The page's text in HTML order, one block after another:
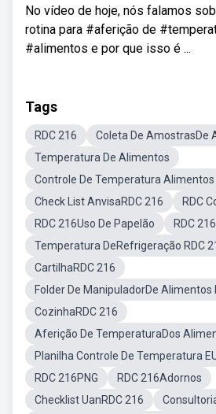
No vídeo de hoje, nós falamos
rotina para #aferição de
#alimentos e por que isso é ...
Tags
RDC 216
Coleta De AmostrasDe
Temperatura De Alimentos
Controle De Temperatura Alimentos
Check List AnvisaRDC 216
RDC
RDC 216Uso De Papelão
RDC
Temperatura DeRefrigeração RDC
CartilhaRDC 216
Folder De ManipuladorDe Alimentos
CozinhaRDC 216
Aferição De TemperaturaDos
Planilha Controle De Temperatura
RDC 216PNG
RDC 216Adornos
Checklist UanRDC 216